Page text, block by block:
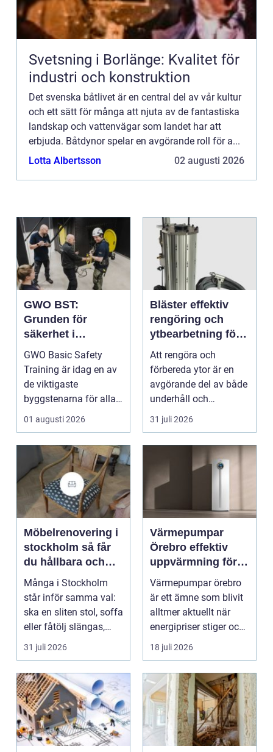
Svetsning i Borlänge: Kvalitet för
industri och konstruktion
Det svenska båtlivet är en central del av vår kultur
och ett sätt för många att njuta av de fantastiska
landskap och vattenvägar som landet har att
erbjuda. Båtdynor spelar en avgörande roll för a...
Lotta Albertsson
02 augusti 2026
GWO BST:
Grunden för
säkerhet i
vindkraftsbransch
en
GWO Basic Safety
Training är idag en av
de viktigaste
byggstenarna för alla
som vill arbet...
01 augusti 2026
Bläster effektiv
rengöring och
ytbearbetning för
proffs och
hantverkare
Att rengöra och
förbereda ytor är en
avgörande del av både
underhåll och
renovering. Färg, rost,
smu...
31 juli 2026
Möbelrenovering i
stockholm så får
du hållbara och
vackra möbler
Många i Stockholm
står inför samma val:
ska en sliten stol, soffa
eller fåtölj slängas,
säljas billi...
31 juli 2026
Värmepumpar
Örebro effektiv
uppvärmning för
hus och
fastigheter
Värmepumpar örebro
är ett ämne som blivit
alltmer aktuellt när
energipriser stiger och
fler vill sän...
18 juli 2026